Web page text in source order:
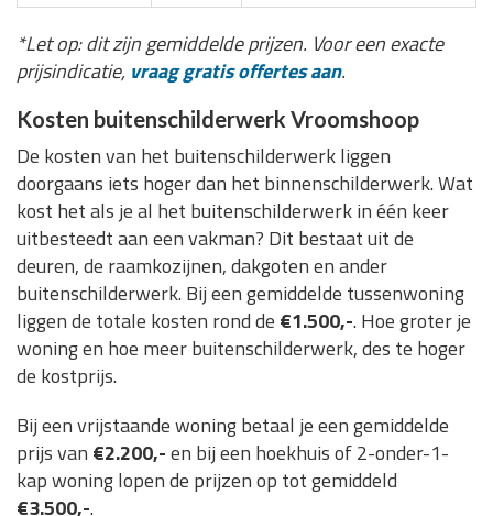
*Let op: dit zijn gemiddelde prijzen. Voor een exacte
prijsindicatie, vraag gratis offertes aan.
Kosten buitenschilderwerk Vroomshoop
De kosten van het buitenschilderwerk liggen
doorgaans iets hoger dan het binnenschilderwerk. Wat
kost het als je al het buitenschilderwerk in één keer
uitbesteedt aan een vakman? Dit bestaat uit de
deuren, de raamkozijnen, dakgoten en ander
buitenschilderwerk. Bij een gemiddelde tussenwoning
liggen de totale kosten rond de €1.500,-. Hoe groter je
woning en hoe meer buitenschilderwerk, des te hoger
de kostprijs.
Bij een vrijstaande woning betaal je een gemiddelde
prijs van €2.200,-en bij een hoekhuis of 2-onder-1-
kap woning lopen de prijzen op tot gemiddeld
€3.500,-.